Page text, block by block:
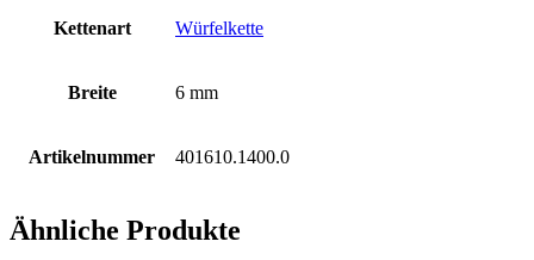
Kettenart Würfelkette
Breite 6 mm
Artikelnummer 401610.1400.0
Ähnliche Produkte